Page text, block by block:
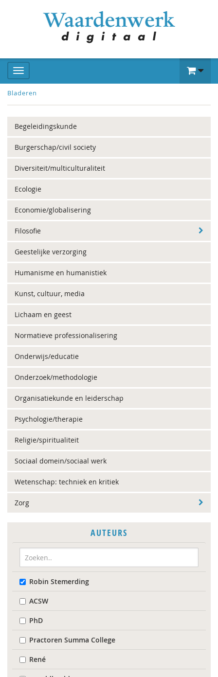
Bladeren
Begeleidingskunde
Burgerschap/civil society
Diversiteit/multiculturaliteit
Ecologie
Economie/globalisering
Filosofie
Geestelijke verzorging
Humanisme en humanistiek
Kunst, cultuur, media
Lichaam en geest
Normatieve professionalisering
Onderwijs/educatie
Onderzoek/methodologie
Organisatiekunde en leiderschap
Psychologie/therapie
Religie/spiritualiteit
Sociaal domein/sociaal werk
Wetenschap: techniek en kritiek
Zorg
AUTEURS
Robin Stemerding
ACSW
PhD
Practoren Summa College
René